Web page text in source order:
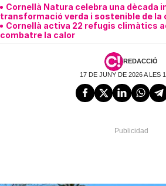
Cornellà Natura celebra una dècada
transformació verda i sostenible de la
Cornellà activa 22 refugis climàtics
combatre la calor
REDACCIÓ
17 DE JUNY DE 2026 A LES